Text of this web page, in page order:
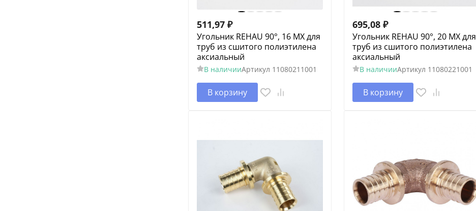
511,97 ₽
Угольник REHAU 90°, 16 MX для
труб из сшитого полиэтилена
аксиальный
В наличииАртикул 11080211001
В корзину
695,08 ₽
Угольник REHAU 90°, 20 MX для
труб из сшитого полиэтилена
аксиальный
В наличииАртикул 11080221001
В корзину